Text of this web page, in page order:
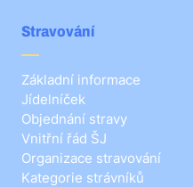
Stravování
Základní informace
Jídelníček
Objednání stravy
Vnitřní řád ŠJ
Organizace stravování
Kategorie strávníků